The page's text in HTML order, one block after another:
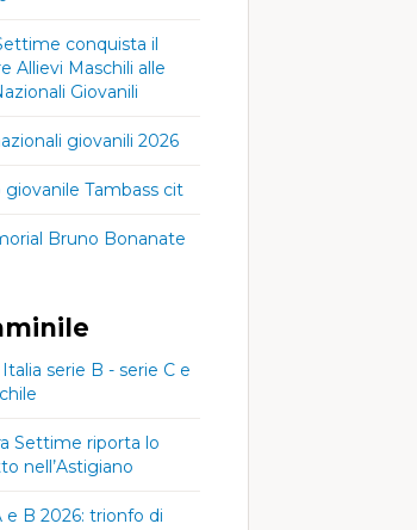
conquista il
Allievi Maschili alle
Giovanili
giovanili 2026
giovanile Tambass cit
Bruno Bonanate
serie B - serie C e
Settime riporta lo
nell’Astigiano
e B 2026: trionfo di